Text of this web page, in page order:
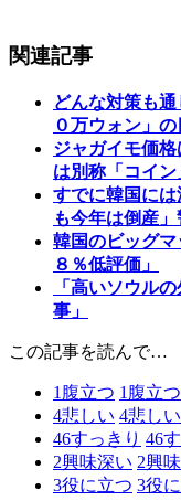
関連記事
どんな対策も
０万ウォン」
ジャガイモ価
は別称「コイ
すでに韓国に
も今年は倒産」
韓国のビッグ
８％低評価」
「高いソウル
事」
この記事を読んで…
1 腹立つ 1 腹立つ
4悲しい 4悲しい
46すっきり 46
2興味深い 2興
3役に立つ 3役